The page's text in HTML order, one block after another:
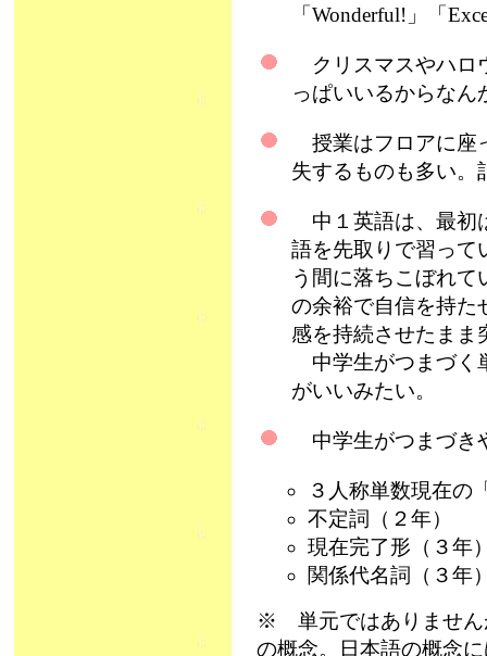
「Wonderful!」「
クリスマスやハロ
っぱいいるからなん
授業はフロアに座
失するものも多い
中１英語は、最初
語を先取りで習って
う間に落ちこぼれ
の余裕で自信を持た
感を持続させたまま
中学生がつまづく
がいいみたい。
中学生がつまづき
３人称単数現在の
不定詞（２年）
現在完了形（３年
関係代名詞（３年
※ 単元ではありません
の概念。日本語の概念